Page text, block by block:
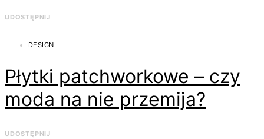
UDOSTĘPNIJ
DESIGN
Płytki patchworkowe – czy
moda na nie przemija?
UDOSTĘPNIJ